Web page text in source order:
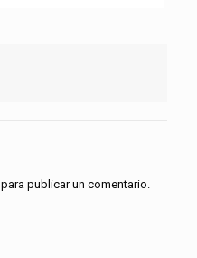
para publicar un comentario.